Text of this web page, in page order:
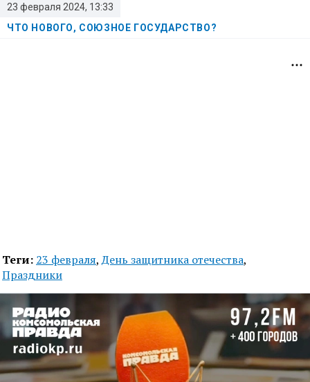
23 февраля 2024, 13:33
ЧТО НОВОГО, СОЮЗНОЕ ГОСУДАРСТВО?
Теги: 23 февраля,День защитника отечества,
Праздники